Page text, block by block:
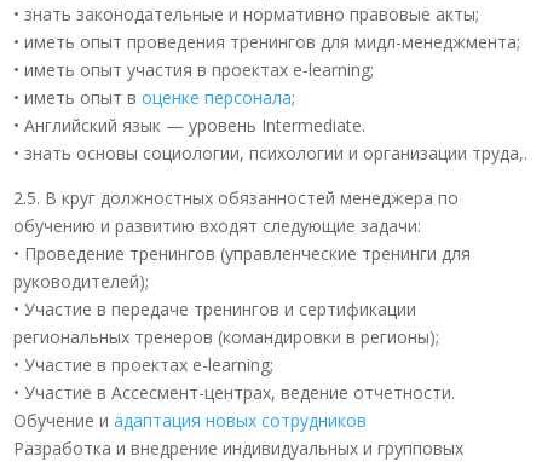
• знать законодательные и нормативно правовые акты;
• иметь опыт проведения тренингов для мидл-менеджмента;
• иметь опыт участия в проектах e-learning;
• иметь опыт воценке персонала;
• Английский язык — уровень Intermediate.
• знать основы социологии, психологии и организации труда,.
2.5. В круг должностных обязанностей менеджера по
обучению и развитию входят следующие задачи:
• Проведение тренингов (управленческие тренинги для
руководителей);
• Участие в передаче тренингов и сертификации
региональных тренеров (командировки в регионы);
• Участие в проектах e-learning;
• Участие в Ассесмент-центрах, ведение отчетности.
Обучение иадаптация новых сотрудников
Разработка и внедрение индивидуальных и групповых